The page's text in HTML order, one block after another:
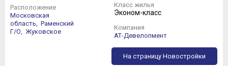
Расположение
Московская
область,
Раменский
Г/О,
Жуковское
Класс жилья
Эконом-класс
Компания
АТ-Девелопмент
На страницу Новостройки